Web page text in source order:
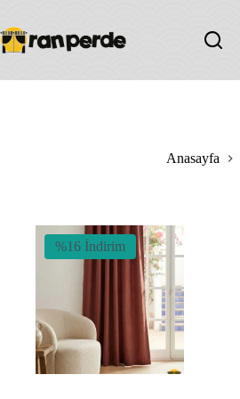
content
Anasayfa
%16 İndirim